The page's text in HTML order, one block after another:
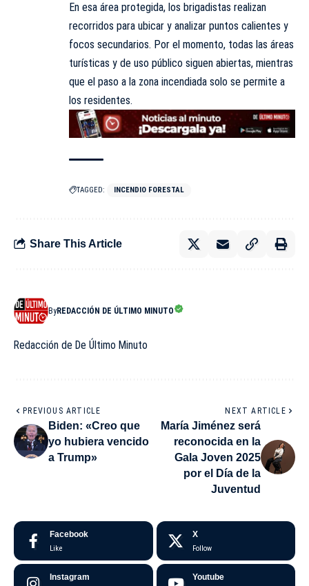
En esa área protegida, los brigadistas realizan
recorridos para ubicar y analizar puntos calientes y
focos secundarios. Por el momento, todas las áreas
turísticas y de uso público siguen abiertas, mientras
que el paso a la zona incendiada solo se permite a
los residentes.
TAGGED: INCENDIO FORESTAL
Share This Article
ByREDACCIÓN DE ÚLTIMO MINUTO
Redacción de De Último Minuto
PREVIOUS ARTICLE
Biden: «Creo que
yo hubiera vencido
a Trump»
NEXT ARTICLE
María Jiménez será
reconocida en la
Gala Joven 2025
por el Día de la
Juventud
Facebook
Like
X
Follow
Instagram Youtube